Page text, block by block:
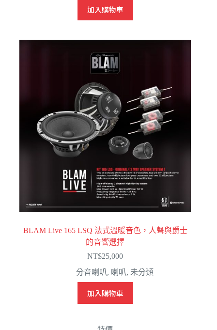
格：
格：
加入購物車
BLAM Live 165 LSQ 法式溫暖音色，人聲與爵士
的音響選擇
NT$25,000
分音喇叭, 喇叭, 未分類
加入購物車